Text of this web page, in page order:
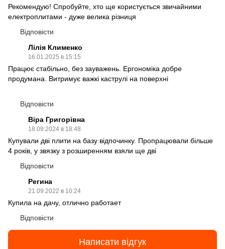
Рекомендую! Спробуйте, хто ще користується звичайними
електроплитами - дуже велика різниця
Відповісти
Лілія Клименко
16.01.2025 в 15:15
Працює стабільно, без зауважень. Ергономіка добре
продумана. Витримує важкі каструлі на поверхні
Відповісти
Віра Григорівна
18.09.2024 в 18:48
Купували дві плити на базу відпочинку. Пропрацювали більше
4 років, у звязку з розширенням взяли ще дві
Відповісти
Регина
21.09.2022 в 10:24
Купила на дачу, отлично работает
Відповісти
Написати відгук